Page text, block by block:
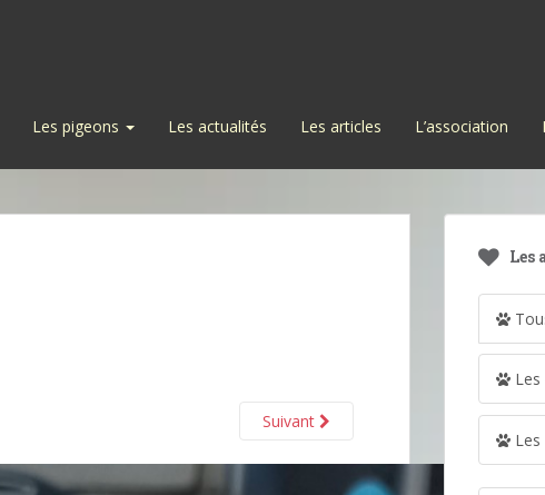
Les pigeons Les actualités Les articles L’association
Suivant
Les